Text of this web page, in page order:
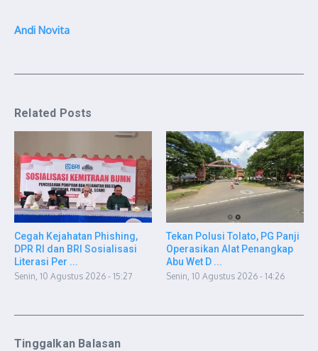
Andi Novita
Related Posts
Cegah Kejahatan Phishing,
DPR RI dan BRI Sosialisasi
Literasi Per ...
Senin, 10 Agustus 2026 - 15:27
Tekan Polusi Tolato, PG Panji
Operasikan Alat Penangkap
Abu Wet D ...
Senin, 10 Agustus 2026 - 14:26
Tinggalkan Balasan